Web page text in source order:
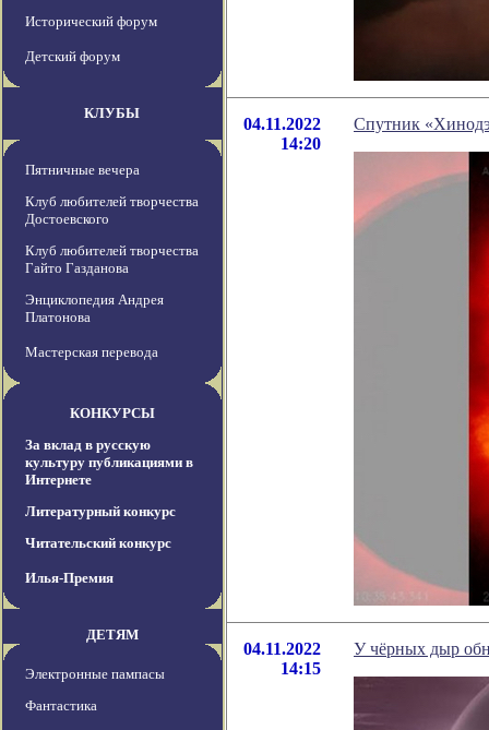
Исторический форум
Детский форум
КЛУБЫ
Пятничные вечера
Клуб любителей творчества
Достоевского
Клуб любителей творчества
Гайто Газданова
Энциклопедия Андрея
Платонова
Мастерская перевода
КОНКУРСЫ
За вклад в русскую
культуру публикациями в
Интернете
Литературный конкурс
Читательский конкурс
Илья-Премия
ДЕТЯМ
Электронные пампасы
Фантастика
04.11.2022
14:20
Спутник
04.11.2022
14:15
У чёрных дыр